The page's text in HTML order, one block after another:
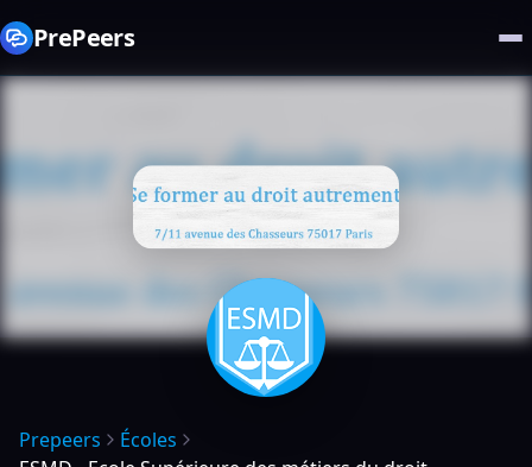
PrePeers
Prepeers
Écoles